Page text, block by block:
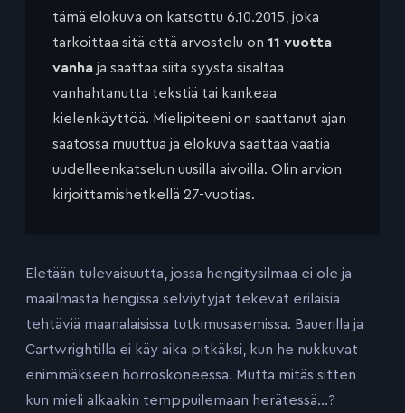
tämä elokuva on katsottu 6.10.2015, joka
tarkoittaa sitä että arvostelu on 11 vuotta
vanha ja saattaa siitä syystä sisältää
vanhahtanutta tekstiä tai kankeaa
kielenkäyttöä. Mielipiteeni on saattanut ajan
saatossa muuttua ja elokuva saattaa vaatia
uudelleenkatselun uusilla aivoilla. Olin arvion
kirjoittamishetkellä 27-vuotias.
Eletään tulevaisuutta, jossa hengitysilmaa ei ole ja
maailmasta hengissä selviytyjät tekevät erilaisia
tehtäviä maanalaisissa tutkimusasemissa. Bauerilla ja
Cartwrightilla ei käy aika pitkäksi, kun he nukkuvat
enimmäkseen horroskoneessa. Mutta mitäs sitten
kun mieli alkaakin temppuilemaan herätessä…?